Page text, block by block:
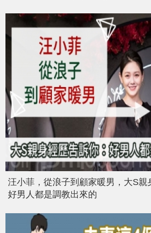
汪小菲，從浪子到顧家暖男，大S親
好男人都是調教出來的